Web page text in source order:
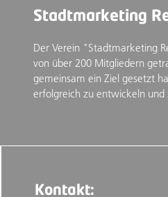
Stadtmarketing
Der Verein "Stadtmarketing
von über 200 Mitgliedern
gemeinsam ein Ziel gesetzt
erfolgreich zu entwickeln
Kontakt: